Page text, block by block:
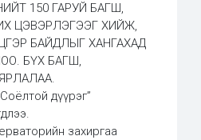
150 ГАРУЙ БАГШ,
ЦЭВЭРЛЭГЭЭГ ХИЙЖ,
БАЙДЛЫГ ХАНГАХАД
БҮХ БАГШ,
дүүрэг”
захиргаа